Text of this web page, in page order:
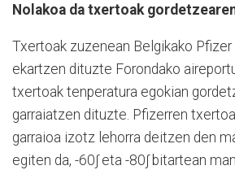
Nolakoa da txertoak
Txertoak zuzenean Belgikako
ekartzen dituzte Forondako
txertoak tenperatura egokian
garraiatzen dituzte. Pfizerren
garraioa izotz lehorra deitzen den
egiten da, -60∫ eta -80∫ bitartean